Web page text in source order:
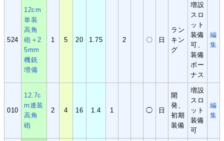
524
12cm
単装
高角
砲＋2
5mm
機銃
増備
1 5 20 1.75 2 〇 日
ラン
キン
グ
増設
スロ
ット
装備
可、
装備
ボー
ナス
編
集
010
12.7c
m連装
高角
砲
2 4 16 1.4 1 ◯ 日
開
発、
初期
装備
増設
スロ
ット
装備
可
編
集